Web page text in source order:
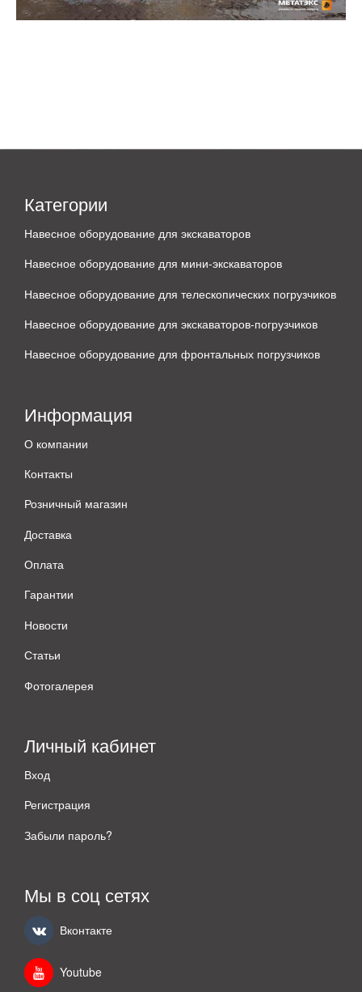
Категории
Навесное оборудование для экскаваторов
Навесное оборудование для мини-экскаваторов
Навесное оборудование для телескопических погрузчиков
Навесное оборудование для экскаваторов-погрузчиков
Навесное оборудование для фронтальных погрузчиков
Информация
О компании
Контакты
Розничный магазин
Доставка
Оплата
Гарантии
Новости
Статьи
Фотогалерея
Личный кабинет
Вход
Регистрация
Забыли пароль?
Мы в соц сетях
Вконтакте
Youtube